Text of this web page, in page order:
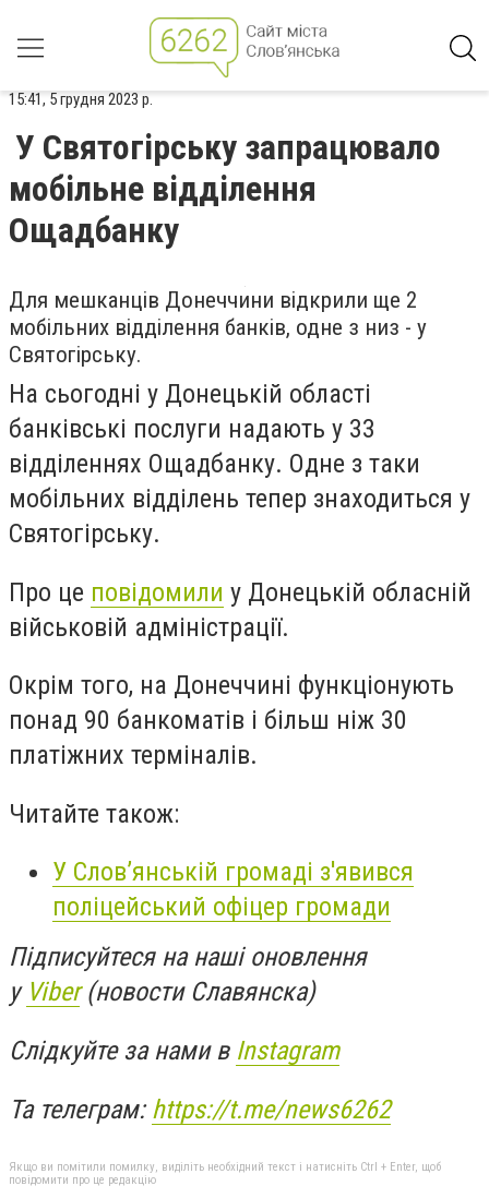
15:41, 5 грудня 2023 р.
У Святогірську запрацювало
мобільне відділення
Ощадбанку
Для мешканців Донеччини відкрили ще 2
мобільних відділення банків, одне з низ - у
Святогірську.
На сьогодні у Донецькій області
банківські послуги надають у 33
відділеннях Ощадбанку. Одне з таки
мобільних відділень тепер знаходиться у
Святогірську.
Про це повідомили у Донецькій обласній
військовій адміністрації.
Окрім того, на Донеччині функціонують
понад 90 банкоматів і більш ніж 30
платіжних терміналів.
Читайте також:
У Слов’янській громаді з'явився
поліцейський офіцер громади
Підписуйтеся на наші оновлення
у Viber(новости Славянска)
Слідкуйте за нами в Instagram
Та телеграм: https://t.me/news6262
Якщо ви помітили помилку, виділіть необхідний текст і натисніть Ctrl + Enter, щоб
повідомити про це редакцію